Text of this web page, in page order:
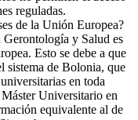
reguladas.
de la Unión Europea?
y Salud es
Esto se debe a que
sistema de Bolonia, que
en toda
Universitario en
equivalente al de